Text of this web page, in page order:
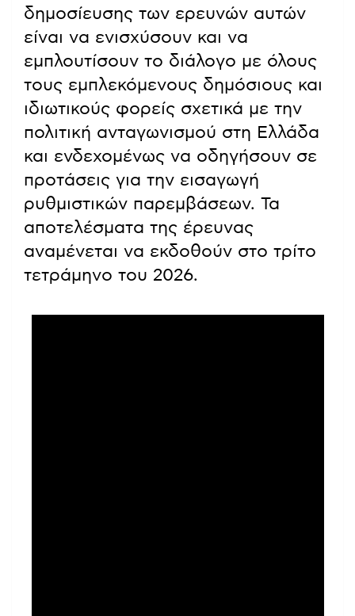
δημοσίευσης των ερευνών αυτών
είναι να ενισχύσουν και να
εμπλουτίσουν το διάλογο με όλους
τους εμπλεκόμενους δημόσιους και
ιδιωτικούς φορείς σχετικά με την
πολιτική ανταγωνισμού στη Ελλάδα
και ενδεχομένως να οδηγήσουν σε
προτάσεις για την εισαγωγή
ρυθμιστικών παρεμβάσεων. Τα
αποτελέσματα της έρευνας
αναμένεται να εκδοθούν στο τρίτο
τετράμηνο του 2026.